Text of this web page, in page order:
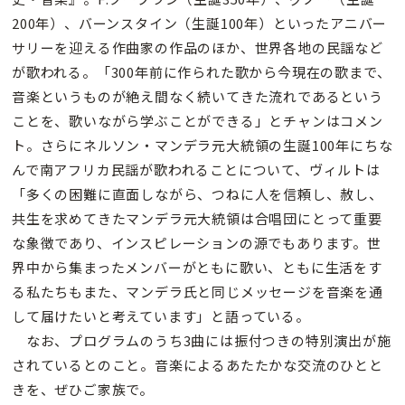
200年）、バーンスタイン（生誕100年）といったアニバー
サリーを迎える作曲家の作品のほか、世界各地の民謡など
が歌われる。「300年前に作られた歌から今現在の歌まで、
音楽というものが絶え間なく続いてきた流れであるという
ことを、歌いながら学ぶことができる」とチャンはコメン
ト。さらにネルソン・マンデラ元大統領の生誕100年にちな
んで南アフリカ民謡が歌われることについて、ヴィルトは
「多くの困難に直面しながら、つねに人を信頼し、赦し、
共生を求めてきたマンデラ元大統領は合唱団にとって重要
な象徴であり、インスピレーションの源でもあります。世
界中から集まったメンバーがともに歌い、ともに生活をす
る私たちもまた、マンデラ氏と同じメッセージを音楽を通
して届けたいと考えています」と語っている。
なお、プログラムのうち3曲には振付つきの特別演出が施
されているとのこと。音楽によるあたたかな交流のひとと
きを、ぜひご家族で。